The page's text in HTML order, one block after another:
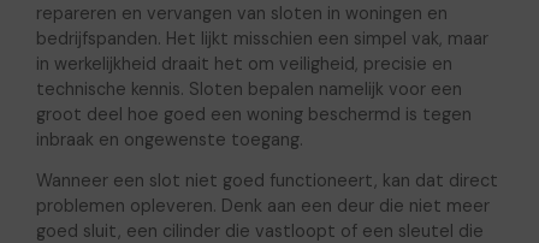
repareren en vervangen van sloten in woningen en
bedrijfspanden. Het lijkt misschien een simpel vak, maar
in werkelijkheid draait het om veiligheid, precisie en
technische kennis. Sloten bepalen namelijk voor een
groot deel hoe goed een woning beschermd is tegen
inbraak en ongewenste toegang.
Wanneer een slot niet goed functioneert, kan dat direct
problemen opleveren. Denk aan een deur die niet meer
goed sluit, een cilinder die vastloopt of een sleutel die